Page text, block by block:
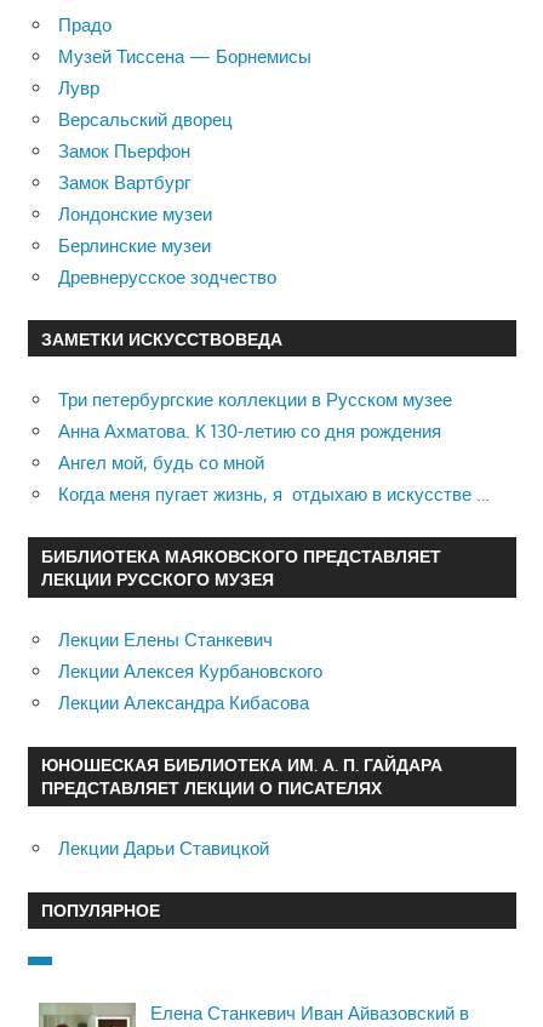
Прадо
Музей Тиссена — Борнемисы
Лувр
Версальский дворец
Замок Пьерфон
Замок Вартбург
Лондонские музеи
Берлинские музеи
Древнерусское зодчество
ЗАМЕТКИ ИСКУССТВОВЕДА
Три петербургские коллекции в Русском музее
Анна Ахматова. К 130-летию со дня рождения
Ангел мой, будь со мной
Когда меня пугает жизнь, я отдыхаю в искусстве …
БИБЛИОТЕКА МАЯКОВСКОГО ПРЕДСТАВЛЯЕТ
ЛЕКЦИИ РУССКОГО МУЗЕЯ
Лекции Елены Станкевич
Лекции Алексея Курбановского
Лекции Александра Кибасова
ЮНОШЕСКАЯ БИБЛИОТЕКА ИМ. А. П. ГАЙДАРА
ПРЕДСТАВЛЯЕТ ЛЕКЦИИ О ПИСАТЕЛЯХ
Лекции Дарьи Ставицкой
ПОПУЛЯРНОЕ
Елена Станкевич Иван Айвазовский в